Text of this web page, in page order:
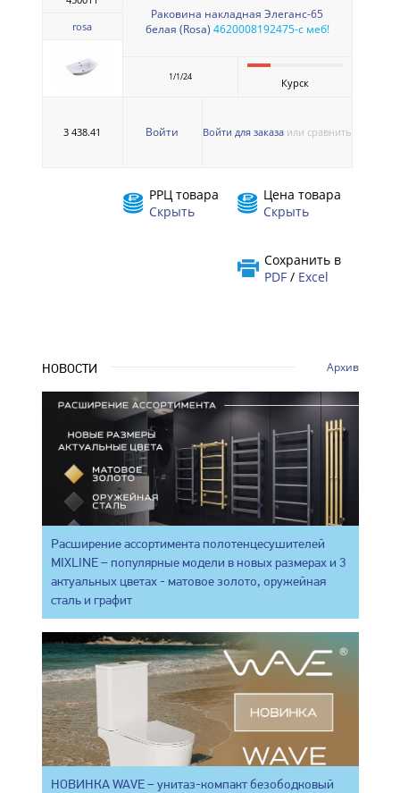
rosa
Раковина накладная Элеганс-65
белая (Rosa) 4620008192475-с меб!
1/1/24 Курск
3 438.41 Войти Войти для заказа или сравнить
Цена товара
Скрыть
РРЦ товара
Скрыть
Сохранить в
PDF/ Excel
НОВОСТИ Архив
Расширение ассортимента полотенцесушителей
MIXLINE – популярные модели в новых размерах и 3
актуальных цветах - матовое золото, оружейная
сталь и графит
НОВИНКА WAVE – унитаз-компакт безободковый